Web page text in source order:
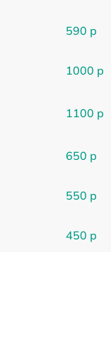
590 р
1000 р
1100 р
650 р
550 р
450 р